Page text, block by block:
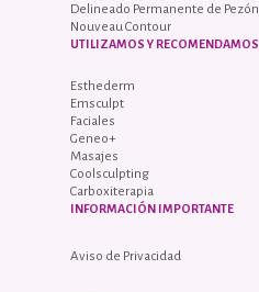
Delineado Permanente de Pezón
Nouveau Contour
UTILIZAMOS Y RECOMENDAMOS
Esthederm
Emsculpt
Faciales
Geneo+
Masajes
Coolsculpting
Carboxiterapia
INFORMACIÓN IMPORTANTE
Aviso de Privacidad